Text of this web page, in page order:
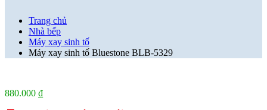
Trang chủ
Nhà bếp
Máy xay sinh tố
Máy xay sinh tố Bluestone BLB-5329
880.000 ₫